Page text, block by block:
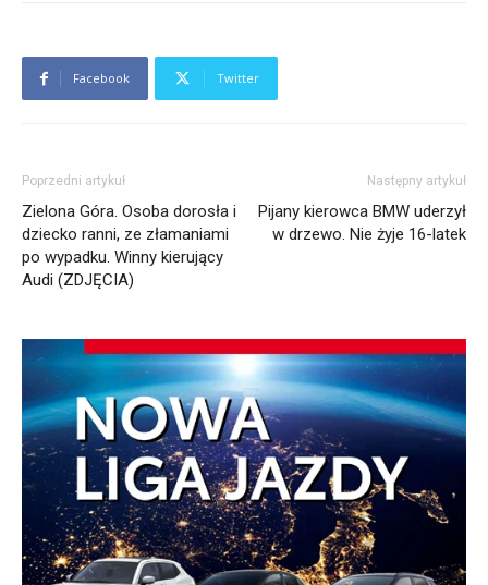
Facebook Twitter
Poprzedni artykuł
Zielona Góra. Osoba dorosła i
dziecko ranni, ze złamaniami
po wypadku. Winny kierujący
Audi (ZDJĘCIA)
Następny artykuł
Pijany kierowca BMW uderzył
w drzewo. Nie żyje 16-latek